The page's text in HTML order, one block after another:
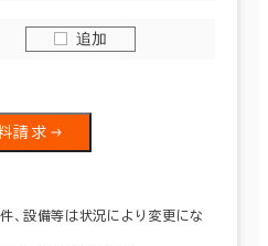
追加
請求
、設備等は状況により変更にな